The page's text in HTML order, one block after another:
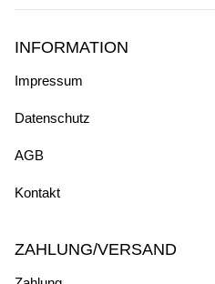
INFORMATION
Impressum
Datenschutz
AGB
Kontakt
ZAHLUNG/VERSAND